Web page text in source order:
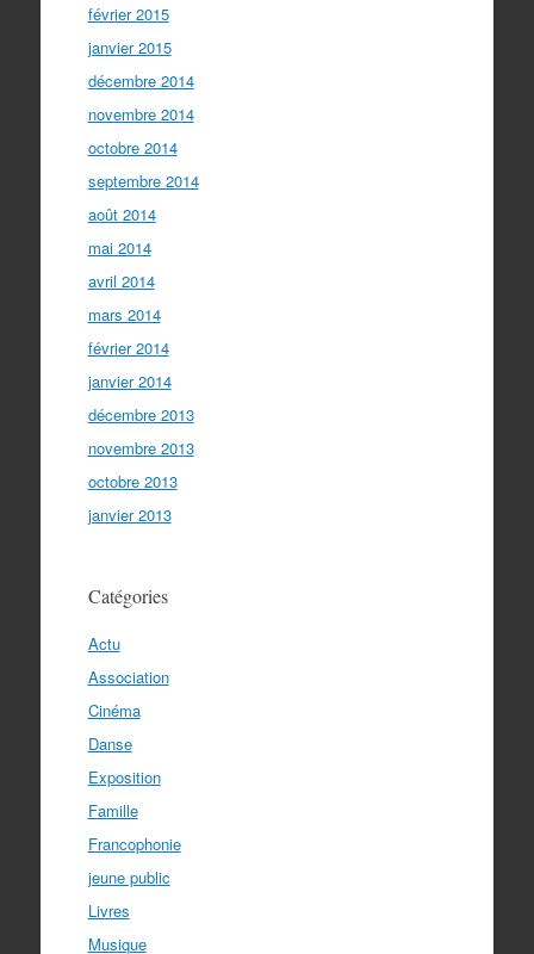
février 2015
janvier 2015
décembre 2014
novembre 2014
octobre 2014
septembre 2014
août 2014
mai 2014
avril 2014
mars 2014
février 2014
janvier 2014
décembre 2013
novembre 2013
octobre 2013
janvier 2013
Catégories
Actu
Association
Cinéma
Danse
Exposition
Famille
Francophonie
jeune public
Livres
Musique